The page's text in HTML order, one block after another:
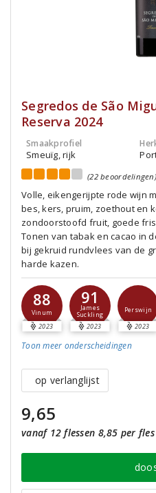
Segredos de São
Reserva 2024
Smaakprofiel
Smeuïg, rijk
(22 beoordelingen)
Volle, eikengerijpte rode wijn
bes, kers, pruim, zoethout en
zondoorstoofd fruit, goede
Tonen van tabak en cacao in
bij gekruid rundvlees van de
harde kazen.
88
Vinum
2023
91
James
Suckling
2023
Perswijn
2023
Toon meer onderscheidingen
op verlanglijst
9,65
vanaf 12 flessen 8,85 per fles